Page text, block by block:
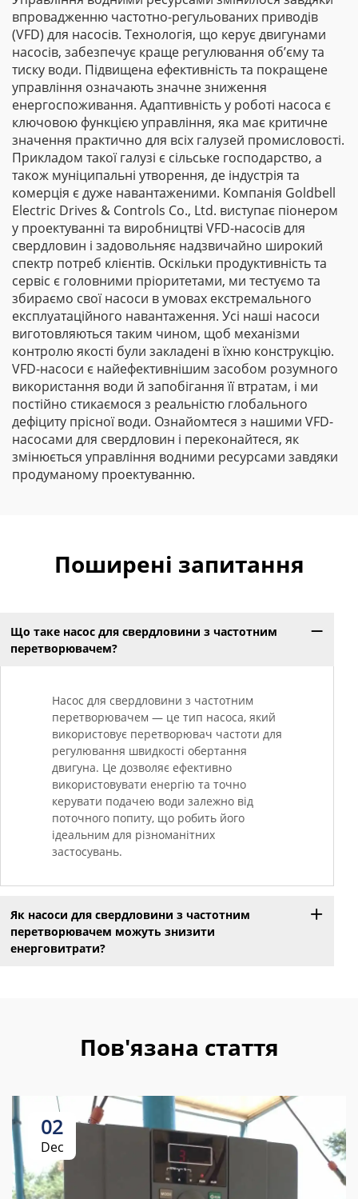
впровадженню частотно-регульованих приводів
(VFD) для насосів. Технологія, що керує двигунами
насосів, забезпечує краще регулювання об’єму та
тиску води. Підвищена ефективність та покращене
управління означають значне зниження
енергоспоживання. Адаптивність у роботі насоса є
ключовою функцією управління, яка має критичне
значення практично для всіх галузей промисловості.
Прикладом такої галузі є сільське господарство, а
також муніципальні утворення, де індустрія та
комерція є дуже навантаженими. Компанія Goldbell
Electric Drives & Controls Co., Ltd. виступає піонером
у проектуванні та виробництві VFD-насосів для
свердловин і задовольняє надзвичайно широкий
спектр потреб клієнтів. Оскільки продуктивність та
сервіс є головними пріоритетами, ми тестуємо та
збираємо свої насоси в умовах екстремального
експлуатаційного навантаження. Усі наші насоси
виготовляються таким чином, щоб механізми
контролю якості були закладені в їхню конструкцію.
VFD-насоси є найефективнішим засобом розумного
використання води й запобігання її втратам, і ми
постійно стикаємося з реальністю глобального
дефіциту прісної води. Ознайомтеся з нашими VFD-
насосами для свердловин і переконайтеся, як
змінюється управління водними ресурсами завдяки
продуманому проектуванню.
Поширені запитання
Що таке насос для свердловини з частотним
перетворювачем?
Насос для свердловини з частотним
перетворювачем — це тип насоса, який
використовує перетворювач частоти для
регулювання швидкості обертання
двигуна. Це дозволяє ефективно
використовувати енергію та точно
керувати подачею води залежно від
поточного попиту, що робить його
ідеальним для різноманітних
застосувань.
Як насоси для свердловини з частотним
перетворювачем можуть знизити
енерговитрати?
Пов'язана стаття
02
Dec